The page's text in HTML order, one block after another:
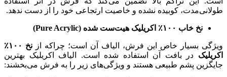
طولانی‌مدت، کوبیده نشده و خاصیت ارتجاعی خود را از دست ندهد.
نخ خاب ۱۰۰٪ اکریلیک هیت‌ست شده (Pure Acrylic)
ویژگی بسیار خاص این فرش، الیاف آن است؛ چراکه از نخ ۱۰۰٪
اکریلیک در بافت آن استفاده شده است. الیاف اکریلیک بهترین
جایگزین پشم طبیعی هستند و ویژگی‌های زیر را به فرش می‌بخشند: